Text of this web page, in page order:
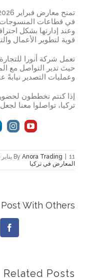
في قطاعات المنسوجات،
وعند إدارتها بشكل
قوية لتطوير الأعمال
تعمل شركة أنورا
حيث تدير التواصل مع
وعمليات التصدير نيابةً
تركيا، تواصلوا معنا
By Anora Trading 11 يناير 2026
المعارض في تركيا
With Others!
Related Posts